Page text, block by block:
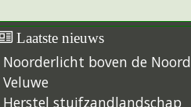
Laatste nieuws
Noorderlicht boven de Noord
Veluwe
Herstel stuifzandlandschap